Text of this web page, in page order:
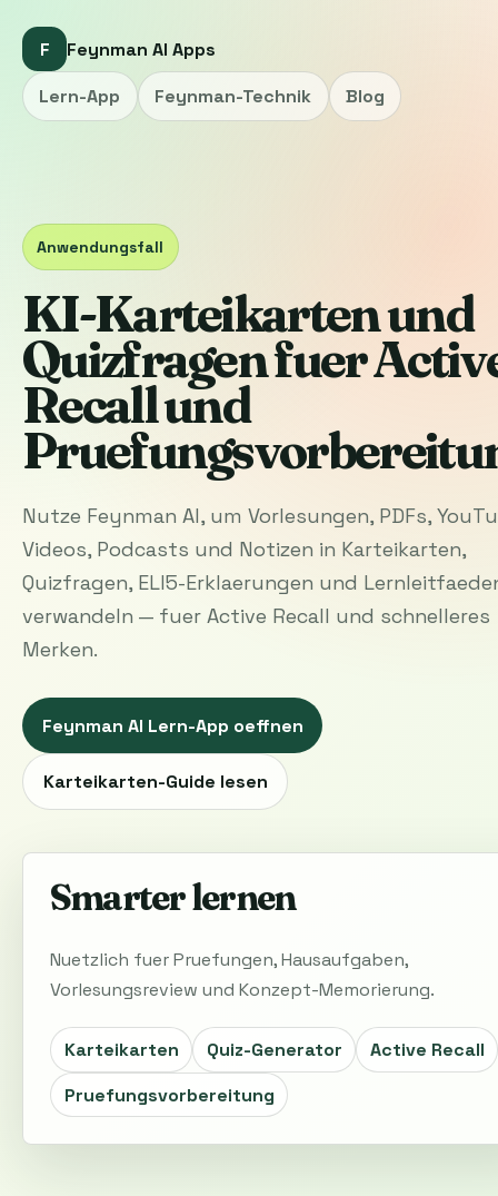
F Feynman AI Apps
Lern-App Feynman-Technik Blog
Anwendungsfall
KI-Karteikarten und
Quizfragen fuer
Recall und
Nutze Feynman AI, um Vorlesungen, PDFs,
Videos, Podcasts und Notizen in Karteikarten,
Quizfragen, ELI5-Erklaerungen und
verwandeln — fuer Active Recall und schnelleres
Merken.
Feynman AI Lern-App oeffnen
Karteikarten-Guide lesen
Smarter lernen
Nuetzlich fuer Pruefungen, Hausaufgaben,
Vorlesungsreview und Konzept-Memorierung.
Karteikarten Quiz-Generator
Active Recall
Pruefungsvorbereitung